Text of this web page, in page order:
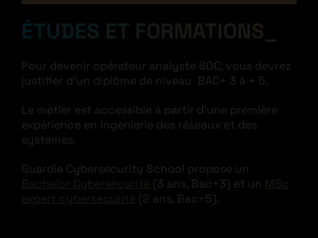
ÉTUDES ET FORMATIONS
Pour devenir opérateur analyste SOC, vous devrez
justifier d’un diplôme de niveau BAC+ 3 à + 5.
Le métier est accessible à partir d’une première
expérience en ingénierie des réseaux et des
systèmes.
Guardia Cybersecurity School propose un
Bachelor Cybersécurité (3 ans, Bac+3) et un MSc
expert cybersécurité (2 ans, Bac+5).